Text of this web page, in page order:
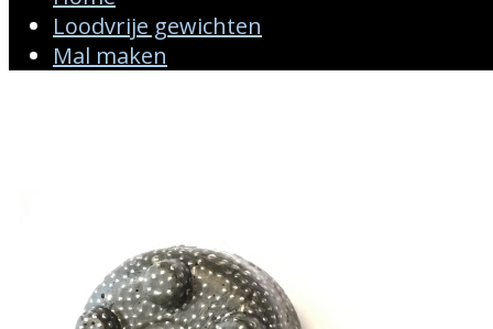
Loodvrije gewichten
Mal maken